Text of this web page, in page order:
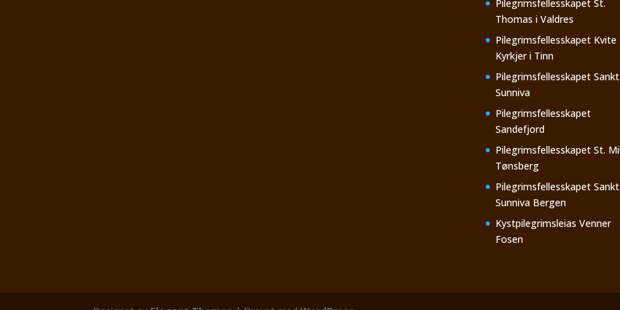
Pilegrimsfellesskapet St.
Thomas i Valdres
Pilegrimsfellesskapet Kvite
Kyrkjer i Tinn
Pilegrimsfellesskapet
Sunniva
Pilegrimsfellesskapet
Sandefjord
Pilegrimsfellesskapet St.
Tønsberg
Pilegrimsfellesskapet
Sunniva Bergen
Kystpilegrimsleias Venner
Fosen